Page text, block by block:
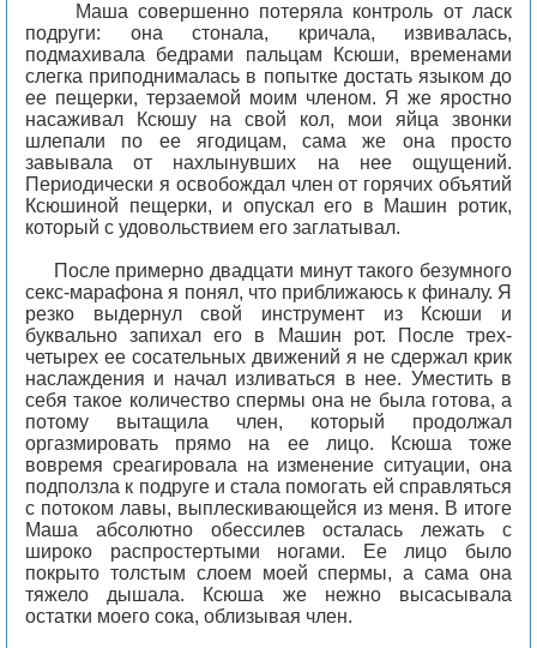
Маша совершенно потеряла контроль от ласк
подруги: она стонала, кричала, извивалась,
подмахивала бедрами пальцам Ксюши, временами
слегка приподнималась в попытке достать языком до
ее пещерки, терзаемой моим членом. Я же яростно
насаживал Ксюшу на свой кол, мои яйца звонки
шлепали по ее ягодицам, сама же она просто
завывала от нахлынувших на нее ощущений.
Периодически я освобождал член от горячих объятий
Ксюшиной пещерки, и опускал его в Машин ротик,
который с удовольствием его заглатывал.
После примерно двадцати минут такого безумного
секс-марафона я понял, что приближаюсь к финалу. Я
резко выдернул свой инструмент из Ксюши и
буквально запихал его в Машин рот. После трех-
четырех ее сосательных движений я не сдержал крик
наслаждения и начал изливаться в нее. Уместить в
себя такое количество спермы она не была готова, а
потому вытащила член, который продолжал
оргазмировать прямо на ее лицо. Ксюша тоже
вовремя среагировала на изменение ситуации, она
подползла к подруге и стала помогать ей справляться
с потоком лавы, выплескивающейся из меня. В итоге
Маша абсолютно обессилев осталась лежать с
широко распростертыми ногами. Ее лицо было
покрыто толстым слоем моей спермы, а сама она
тяжело дышала. Ксюша же нежно высасывала
остатки моего сока, облизывая член.